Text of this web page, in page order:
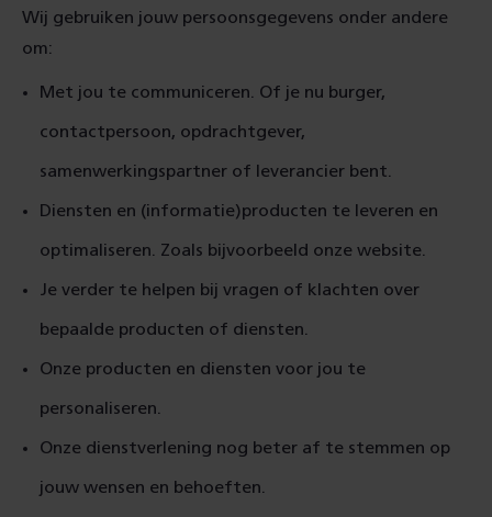
Wij gebruiken jouw persoonsgegevens onder andere
om:
Met jou te communiceren. Of je nu burger,
contactpersoon, opdrachtgever,
samenwerkingspartner of leverancier bent.
Diensten en (informatie)producten te leveren en
optimaliseren. Zoals bijvoorbeeld onze website.
Je verder te helpen bij vragen of klachten over
bepaalde producten of diensten.
Onze producten en diensten voor jou te
personaliseren.
Onze dienstverlening nog beter af te stemmen op
jouw wensen en behoeften.